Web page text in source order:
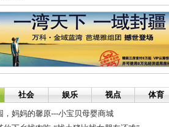
社会 娱乐 视点 体育
，妈妈的馨原---小宝贝母婴商城